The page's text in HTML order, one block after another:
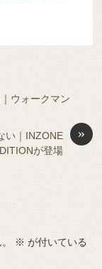
di et
ウォークマン
»
い｜INZONE
が登場
※ が付いている